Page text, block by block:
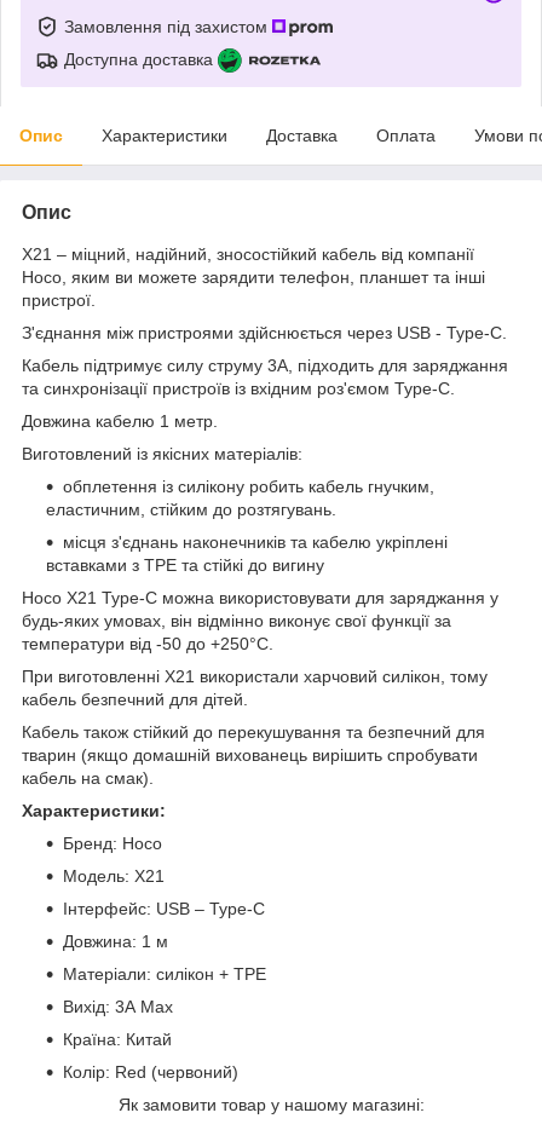
Замовлення під захистом
Доступна доставка
Опис Характеристики Доставка Оплата Умови
Опис
X21 – міцний, надійний, зносостійкий кабель від компанії
Hoco, яким ви можете зарядити телефон, планшет та інші
пристрої.
З'єднання між пристроями здійснюється через USB - Type-C.
Кабель підтримує силу струму 3А, підходить для заряджання
та синхронізації пристроїв із вхідним роз'ємом Type-C.
Довжина кабелю 1 метр.
Виготовлений із якісних матеріалів:
обплетення із силікону робить кабель гнучким,
еластичним, стійким до розтягувань.
місця з'єднань наконечників та кабелю укріплені
вставками з TPE та стійкі до вигину
Hoco X21 Type-C можна використовувати для заряджання у
будь-яких умовах, він відмінно виконує свої функції за
температури від -50 до +250°C.
При виготовленні X21 використали харчовий силікон, тому
кабель безпечний для дітей.
Кабель також стійкий до перекушування та безпечний для
тварин (якщо домашній вихованець вирішить спробувати
кабель на смак).
Характеристики:
Бренд: Hoco
Модель: X21
Інтерфейс: USB – Type-C
Довжина: 1 м
Матеріали: силікон + TPE
Вихід: 3А Max
Країна: Китай
Колір: Red (червоний)
Як замовити товар у нашому магазині: